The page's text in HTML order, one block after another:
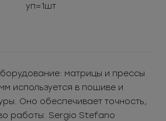
уп=1шт
матрицы и прессы
используется в пошиве и
Оно обеспечивает точность,
работы. Sergio Stefano